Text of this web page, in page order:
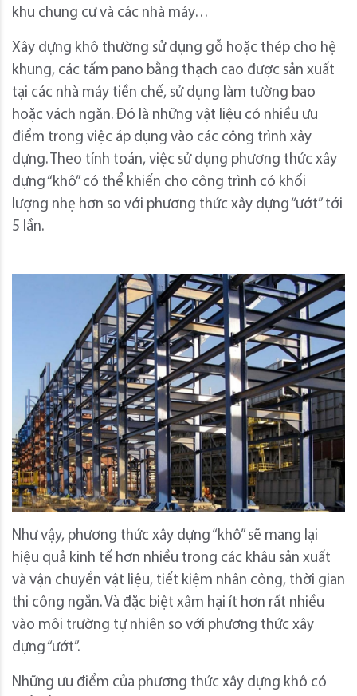
khu chung cư và các nhà máy…
Xây dựng khô thường sử dụng gỗ hoặc thép cho hệ
khung, các tấm pano bằng thạch cao được sản xuất
tại các nhà máy tiền chế, sử dụng làm tường bao
hoặc vách ngăn. Đó là những vật liệu có nhiều ưu
điểm trong việc áp dụng vào các công trình xây
dựng. Theo tính toán, việc sử dụng phương thức xây
dựng “khô” có thể khiến cho công trình có khối
lượng nhẹ hơn so với phương thức xây dựng “ướt” tới
5 lần.
Như vậy, phương thức xây dựng “khô” sẽ mang lại
hiệu quả kinh tế hơn nhiều trong các khâu sản xuất
và vận chuyển vật liệu, tiết kiệm nhân công, thời gian
thi công ngắn. Và đặc biệt xâm hại ít hơn rất nhiều
vào môi trường tự nhiên so với phương thức xây
dựng “ướt”.
Những ưu điểm của phương thức xây dựng khô có